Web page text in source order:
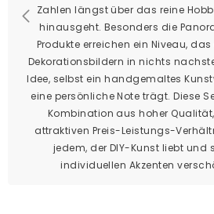
Zahlen längst über das reine
hinausgeht. Besonders die
Produkte erreichen ein Niveau,
Dekorationsbildern in nichts
Idee, selbst ein handgemaltes
eine persönliche Note trägt. Diese
Kombination aus hoher
attraktiven Preis-Leistungs-
jedem, der DIY-Kunst liebt und
individuellen Akzenten